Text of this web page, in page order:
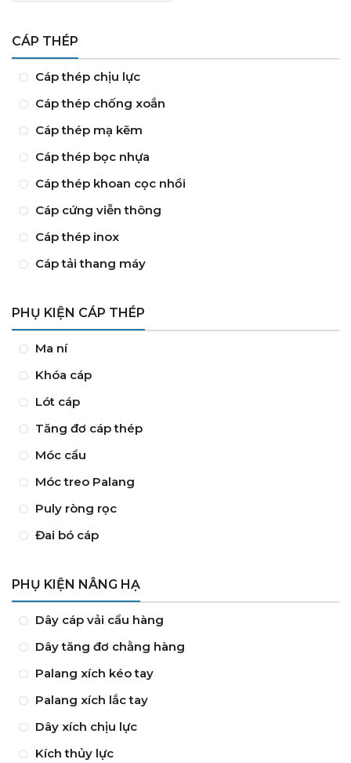
CÁP THÉP
Cáp thép chịu lực
Cáp thép chống xoắn
Cáp thép mạ kẽm
Cáp thép bọc nhựa
Cáp thép khoan cọc nhồi
Cáp cứng viễn thông
Cáp thép inox
Cáp tải thang máy
PHỤ KIỆN CÁP THÉP
Ma ní
Khóa cáp
Lót cáp
Tăng đơ cáp thép
Móc cẩu
Móc treo Palang
Puly ròng rọc
Đai bó cáp
PHỤ KIỆN NÂNG HẠ
Dây cáp vải cẩu hàng
Dây tăng đơ chằng hàng
Palang xích kéo tay
Palang xích lắc tay
Dây xích chịu lực
Kích thủy lực